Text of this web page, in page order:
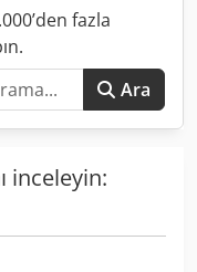
fazla
Ara
inceleyin: